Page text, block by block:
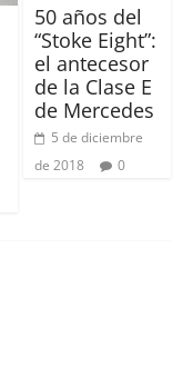
50 años del
“Stoke Eight”:
el antecesor
de la Clase E
de Mercedes
5 de diciembre
de 2018
0